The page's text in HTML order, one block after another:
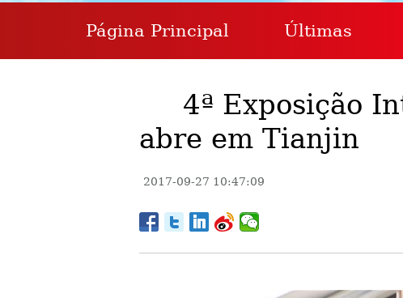
Página Principal Últimas
4ª Exposição
abre em Tianjin
2017-09-27 10:47:09